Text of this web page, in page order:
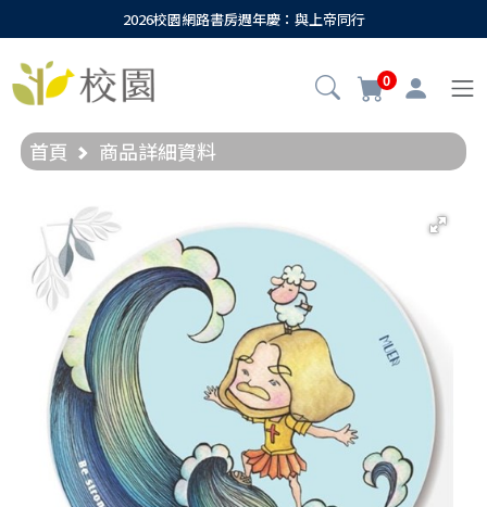
2026校園網路書房週年慶：與上帝同行
0
首頁 商品詳細資料